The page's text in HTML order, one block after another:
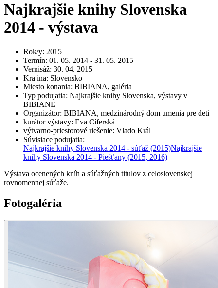
Najkrajšie knihy Slovenska
2014 - výstava
Rok/y: 2015
Termín: 01. 05. 2014 - 31. 05. 2015
Vernisáž: 30. 04. 2015
Krajina: Slovensko
Miesto konania: BIBIANA, galéria
Typ podujatia: Najkrajšie knihy Slovenska, výstavy v
BIBIANE
Organizátor: BIBIANA, medzinárodný dom umenia pre deti
kurátor výstavy: Eva Cíferská
výtvarno-priestorové riešenie: Vlado Král
Súvisiace podujatia:
Najkrajšie knihy Slovenska 2014 - súťaž (2015)Najkrajšie
knihy Slovenska 2014 - Piešťany (2015, 2016)
Výstava ocenených kníh a súťažných titulov z celoslovenskej
rovnomennej súťaže.
Fotogaléria